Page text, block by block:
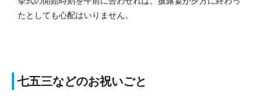
たとしても心配はいりません。
七五三などのお祝いごと